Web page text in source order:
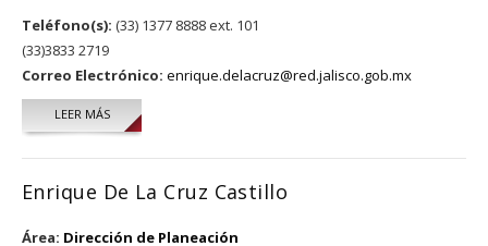
Teléfono(s): (33) 1377 8888 ext. 101
(33)3833 2719
Correo Electrónico: enrique.delacruz@red.jalisco.gob.mx
LEER MÁSSOBRE RAMIRO LÓPEZ SALES
Enrique De La Cruz Castillo
Área: Dirección de Planeación